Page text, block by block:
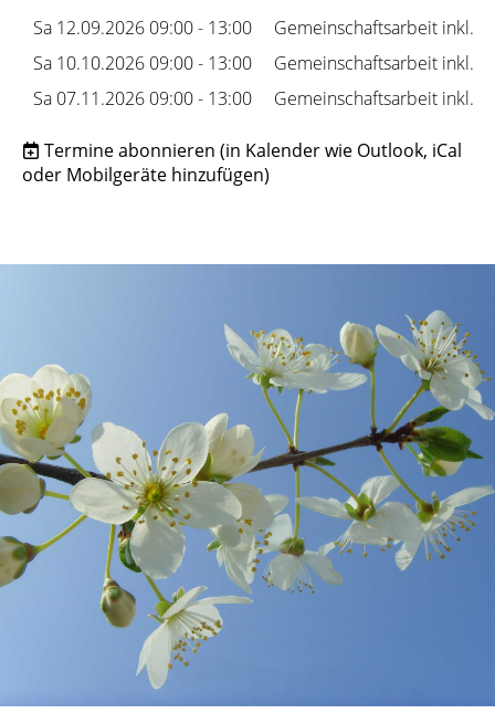
Sa 12.09.2026 09:00 - 13:00
Gemeinschaftsarbeit inkl.
Sa 10.10.2026 09:00 - 13:00
Gemeinschaftsarbeit inkl.
Sa 07.11.2026 09:00 - 13:00
Gemeinschaftsarbeit inkl.
Termine abonnieren (in Kalender wie Outlook, iCal
oder Mobilgeräte hinzufügen)